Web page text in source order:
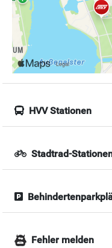
HVV Stationen
Stadtrad-
Fehler melden